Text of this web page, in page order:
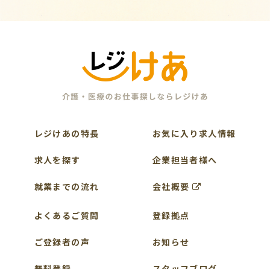
レジけあの特長
求人を探す
就業までの流れ
よくあるご質問
ご登録者の声
お気に入り求人情報
企業担当者様へ
会社概要
登録拠点
お知らせ